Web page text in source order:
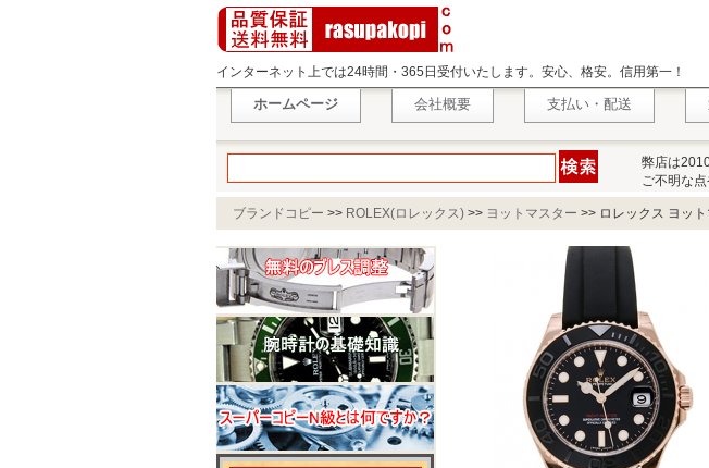
インターネット上では24時間・365日受付いたします。安心、格安。信用第一！
ホームページ 会社概要 支払い・配送
弊店は
ご不明な
ブランドコピー >> ROLEX(ロレックス) >> ヨットマスター >> ロレックス ヨッ